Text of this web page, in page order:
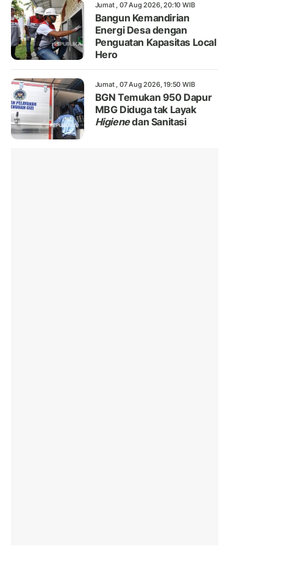
Jumat , 07 Aug 2026, 20:10 WIB
Bangun Kemandirian
Energi Desa dengan
Penguatan Kapasitas Local
Hero
Jumat , 07 Aug 2026, 19:50 WIB
BGN Temukan 950 Dapur
MBG Diduga tak Layak
Higienedan Sanitasi